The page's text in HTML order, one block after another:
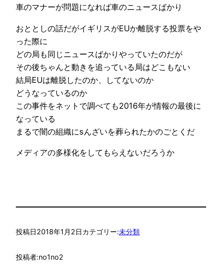
車のマナーが問題になれば車のニュースばかり
おととしの話だがイギリスがEUか離脱する投票をや
った際に
どの局も同じニュースばかりやっていたのだが
その後ちゃんと動きを追っている局はどこもない
結局EUは離脱したのか、してないのか
どうなっているのか
この事件をネットで調べても2016年が情報の最後に
なっている
まるで闇の組織にsんざいを葬られたかのごとくだ
メディアの多様化をしてもらえないだろうか
投稿日2018年1月2日カテゴリー:未分類
投稿者:no1no2